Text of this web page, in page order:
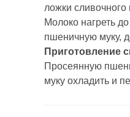
ложки сливочного
Молоко нагреть
пшеничную муку,
Приготовление
Просеянную
муку охладить и